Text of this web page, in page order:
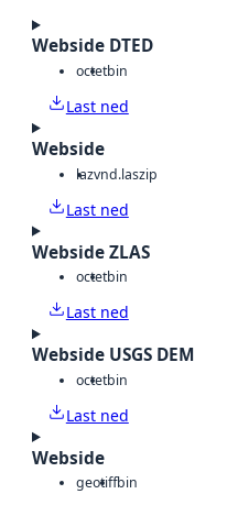
Webside DTED
octetbin
Last ned
Webside
lazvnd.laszip
Last ned
Webside ZLAS
octetbin
Last ned
Webside USGS DEM
octetbin
Last ned
Webside
geotiffbin